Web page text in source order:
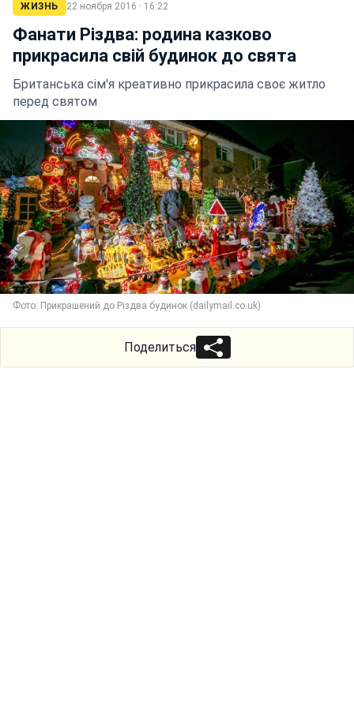
ЖИЗНЬ 22 ноября 2016 · 16:22
Фанати Різдва: родина казково
прикрасила свій будинок до свята
Британська сім'я креативно прикрасила своє житло
перед святом
Фото: Прикрашений до Різдва будинок (dailymail.co.uk)
Поделиться